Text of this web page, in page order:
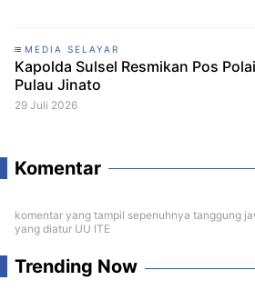
MEDIA SELAYAR
Kapolda Sulsel Resmikan Pos
Pulau Jinato
29 Juli 2026
Komentar
komentar yang tampil sepenuhnya tanggung
yang diatur UU ITE
Trending Now